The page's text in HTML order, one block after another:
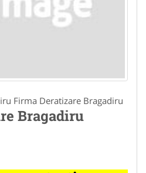
Firma Deratizare Bragadiru
Bragadiru